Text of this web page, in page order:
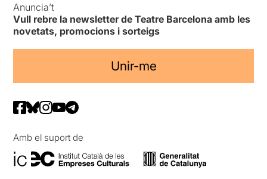
Anuncia’t
Vull rebre la newsletter de Teatre Barcelona amb les
novetats, promocions i sorteigs
Unir-me
Amb el suport de